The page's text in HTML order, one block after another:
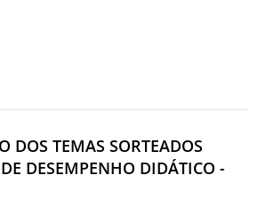
DOS TEMAS SORTEADOS
DESEMPENHO DIDÁTICO -